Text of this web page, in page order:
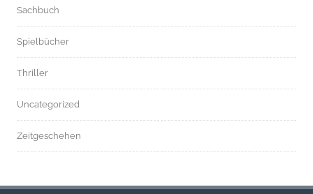
Sachbuch
Spielbücher
Thriller
Uncategorized
Zeitgeschehen